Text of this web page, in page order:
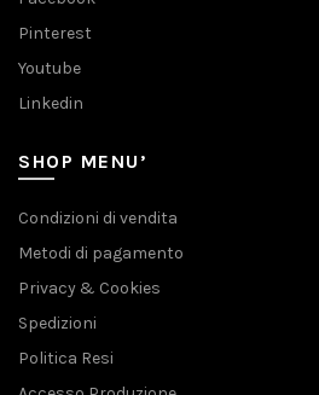
Pinterest
Youtube
Linkedin
SHOP MENU’
Condizioni di vendita
Metodi di pagamento
Privacy & Cookies
Spedizioni
Politica Resi